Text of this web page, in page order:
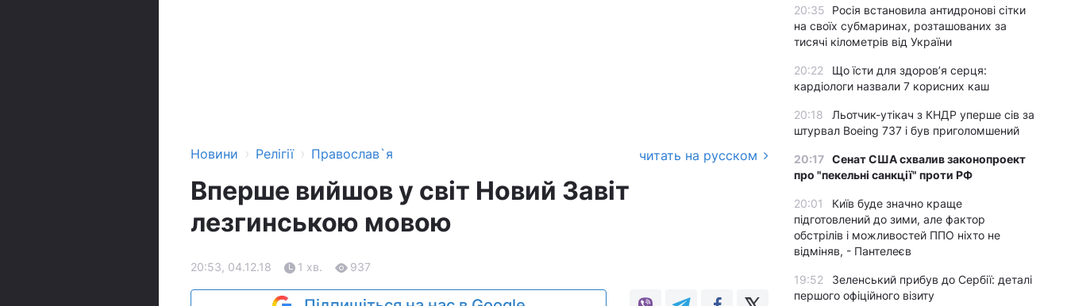
Новини › Релігії › Православ`я читать на русском
Вперше вийшов у світ Новий Завіт
лезгинською мовою
20:53, 04.12.18 1 хв. 937
20:35
Росія встановила антидронові сітки
на своїх субмаринах, розташованих за
тисячі кілометрів від України
20:22
Що їсти для здоров’я серця:
кардіологи назвали 7 корисних каш
20:18
Льотчик-утікач з КНДР уперше сів за
штурвал Boeing 737 і був приголомшений
20:17 Сенат США схвалив законопроект
про "пекельні санкції" проти РФ
20:01
Київ буде значно краще
підготовлений до зими, але фактор
обстрілів і можливостей ППО ніхто не
відміняв, - Пантелеєв
19:52
Зеленський прибув до Сербії: деталі
першого офіційного візиту